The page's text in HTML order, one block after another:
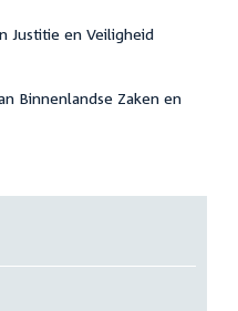
Justitie en Veiligheid
Binnenlandse Zaken en